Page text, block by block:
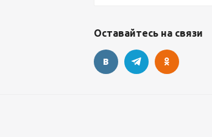
Оставайтесь на связи